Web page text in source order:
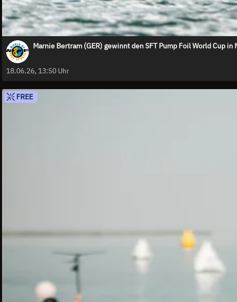
Marnie Bertram (GER) gewinnt den SFT Pump Foil World Cup in
18.06.26, 13:50 Uhr
FREE